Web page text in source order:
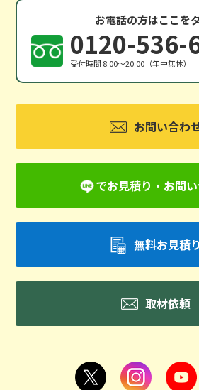
お電話の方はここを
0120-536-
受付時間 8:00〜20:00（年中無休）
お問い合わ
でお見積り・お問
無料お見積り
取材依頼